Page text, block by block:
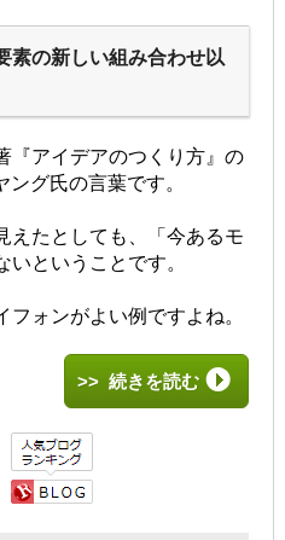
素の新しい組み合わせ以
『アイデアのつくり方』の
グ氏の言葉です。
えたとしても、「今あるモ
いということです。
ォンがよい例ですよね。
>> 続きを読む